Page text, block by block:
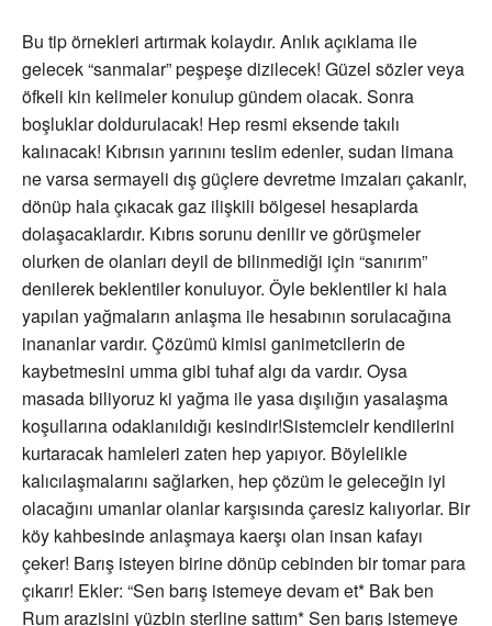
Bu tip örnekleri artırmak kolaydır. Anlık açıklama ile
gelecek “sanmalar” peşpeşe dizilecek! Güzel sözler veya
öfkeli kin kelimeler konulup gündem olacak. Sonra
boşluklar doldurulacak! Hep resmi eksende takılı
kalınacak! Kıbrısın yarınını teslim edenler, sudan limana
ne varsa sermayeli dış güçlere devretme imzaları çakanlr,
dönüp hala çıkacak gaz ilişkili bölgesel hesaplarda
dolaşacaklardır. Kıbrıs sorunu denilir ve görüşmeler
olurken de olanları deyil de bilinmediği için “sanırım”
denilerek beklentiler konuluyor. Öyle beklentiler ki hala
yapılan yağmaların anlaşma ile hesabının sorulacağına
inananlar vardır. Çözümü kimisi ganimetcilerin de
kaybetmesini umma gibi tuhaf algı da vardır. Oysa
masada biliyoruz ki yağma ile yasa dışılığın yasalaşma
koşullarına odaklanıldığı kesindir!Sistemcielr kendilerini
kurtaracak hamleleri zaten hep yapıyor. Böylelikle
kalıcılaşmalarını sağlarken, hep çözüm le geleceğin iyi
olacağını umanlar olanlar karşısında çaresiz kalıyorlar. Bir
köy kahbesinde anlaşmaya kaerşı olan insan kafayı
çeker! Barış isteyen birine dönüp cebinden bir tomar para
çıkarır! Ekler: “Sen barış istemeye devam et* Bak ben
Rum arazisini yüzbin sterline sattım* Sen barış istemeye